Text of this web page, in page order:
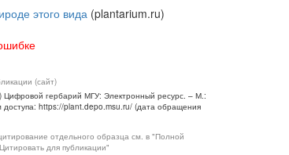
этого вида (plantarium.ru)
(сайт)
Цифровой гербарий МГУ: Электронный ресурс. – М.:
https://plant.depo.msu.ru/ (дата обращения
отдельного образца см. в "Полной
для публикации"